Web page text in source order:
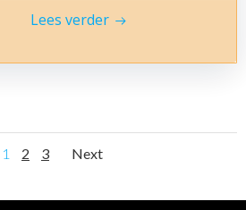
Lees verder
Berichten
Navigatie
Pagina
1 Pagina
2 Pagina
3
Berichten
Navigatie
Next